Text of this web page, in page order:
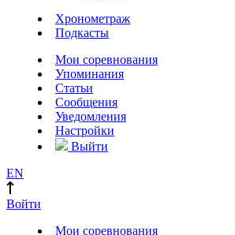
Хронометраж
Подкасты
Мои соревнования
Упоминания
Статьи
Сообщения
Уведомления
Настройки
Выйти
EN
Войти
Мои соревнования